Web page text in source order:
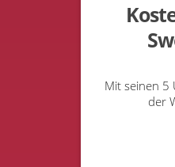
Mit seinen 5
der